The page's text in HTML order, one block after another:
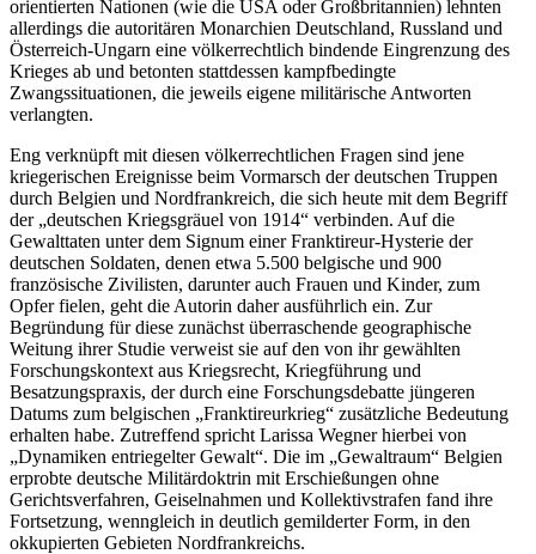
orientierten Nationen (wie die USA oder Großbritannien) lehnten
allerdings die autoritären Monarchien Deutschland, Russland und
Österreich-Ungarn eine völkerrechtlich bindende Eingrenzung des
Krieges ab und betonten stattdessen kampfbedingte
Zwangssituationen, die jeweils eigene militärische Antworten
verlangten.
Eng verknüpft mit diesen völkerrechtlichen Fragen sind jene
kriegerischen Ereignisse beim Vormarsch der deutschen Truppen
durch Belgien und Nordfrankreich, die sich heute mit dem Begriff
der „deutschen Kriegsgräuel von 1914“ verbinden. Auf die
Gewalttaten unter dem Signum einer Franktireur-Hysterie der
deutschen Soldaten, denen etwa 5.500 belgische und 900
französische Zivilisten, darunter auch Frauen und Kinder, zum
Opfer fielen, geht die Autorin daher ausführlich ein. Zur
Begründung für diese zunächst überraschende geographische
Weitung ihrer Studie verweist sie auf den von ihr gewählten
Forschungskontext aus Kriegsrecht, Kriegführung und
Besatzungspraxis, der durch eine Forschungsdebatte jüngeren
Datums zum belgischen „Franktireurkrieg“ zusätzliche Bedeutung
erhalten habe. Zutreffend spricht Larissa Wegner hierbei von
„Dynamiken entriegelter Gewalt“. Die im „Gewaltraum“ Belgien
erprobte deutsche Militärdoktrin mit Erschießungen ohne
Gerichtsverfahren, Geiselnahmen und Kollektivstrafen fand ihre
Fortsetzung, wenngleich in deutlich gemilderter Form, in den
okkupierten Gebieten Nordfrankreichs.